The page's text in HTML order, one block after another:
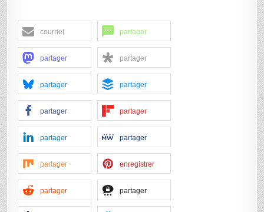
courriel partager
partager partager
partager partager
partager partager
partager partager
partager enregistrer
partager partager